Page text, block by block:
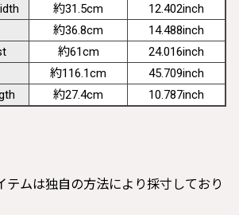
約31.5cm
12.402inch
約36.8cm
14.488inch
約61cm
24.016inch
約116.1cm
45.709inch
約27.4cm 10.787inch
ムは独自の方法により採寸しており